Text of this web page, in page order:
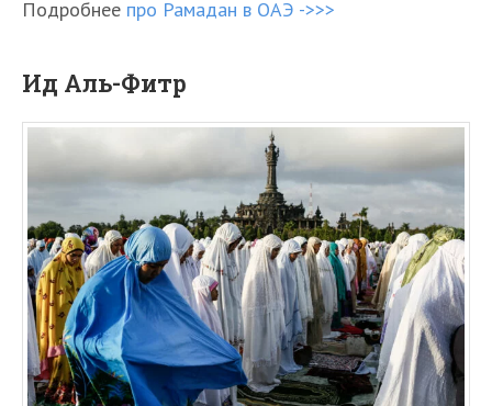
Подробнее про Рамадан в ОАЭ ->>>
Ид Аль-Фитр